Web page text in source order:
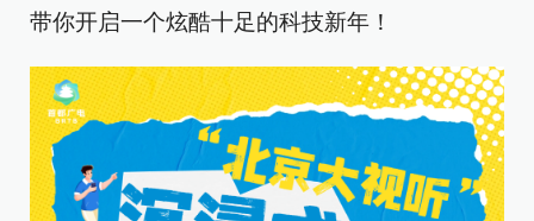
带你开启一个炫酷十足的科技新年！